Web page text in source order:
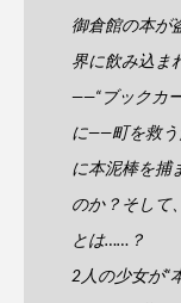
御倉館の本が
界に飲み込ま
――“ブックカ
に――町を救う
に本泥棒を捕
のか？そして
とは……？
2人の少女が“